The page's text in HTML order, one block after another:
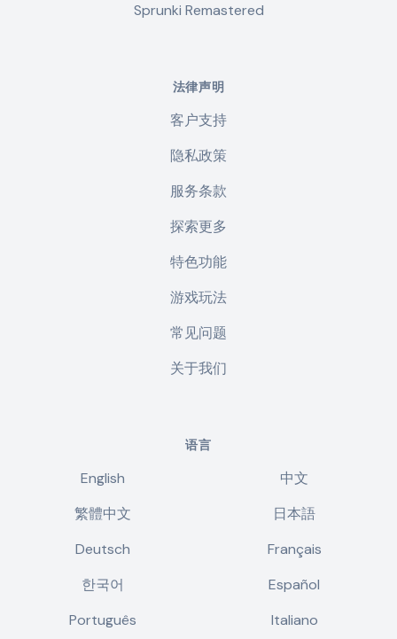
Sprunki Remastered
法律声明
客户支持
隐私政策
服务条款
探索更多
特色功能
游戏玩法
常见问题
关于我们
语言
English
中文
繁體中文
日本語
Deutsch
Français
한국어
Español
Português
Italiano